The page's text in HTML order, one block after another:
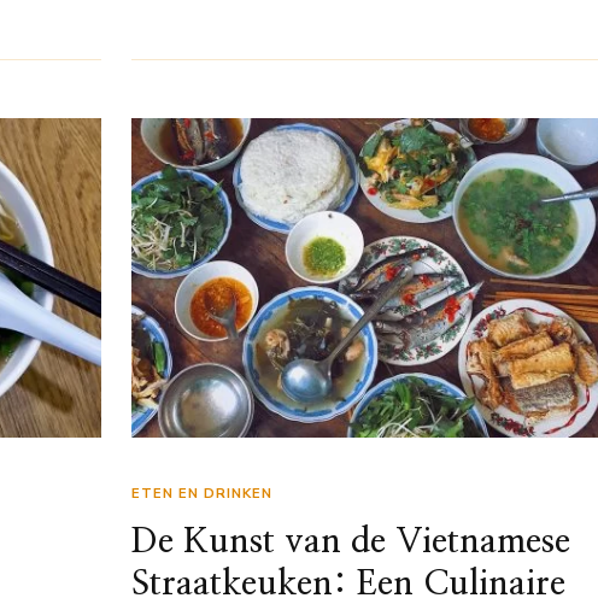
ETEN EN DRINKEN
De Kunst van de Vietnamese
Straatkeuken: Een Culinaire